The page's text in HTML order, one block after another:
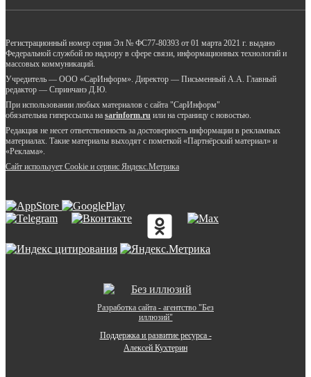
Регистрационный номер серия Эл № ФС77-80393 от 01 марта 2021 г. выдано
Федеральной службой по надзору в сфере связи, информационных технологий и
массовых коммуникаций.
Учредитель — ООО «СарИнформ». Директор — Письменный А.А. Главный
редактор — Спринчанэ Д.Ю.
При использовании любых материалов с сайта "СарИнформ"
обязательна гиперссылка на sarinform.ru или на страницу с новостью.
Редакция не несет ответственность за достоверность информации в рекламных
материалах. Такие материалы выходят с пометкой «Партнёрский материал» и
«Реклама».
Сайт использует Cookie и сервиc Яндекс.Метрика
Разработка сайта - агентство "Без
иллюзий"
Поддержка и развитие ресурса -
Алексей Кухтерин